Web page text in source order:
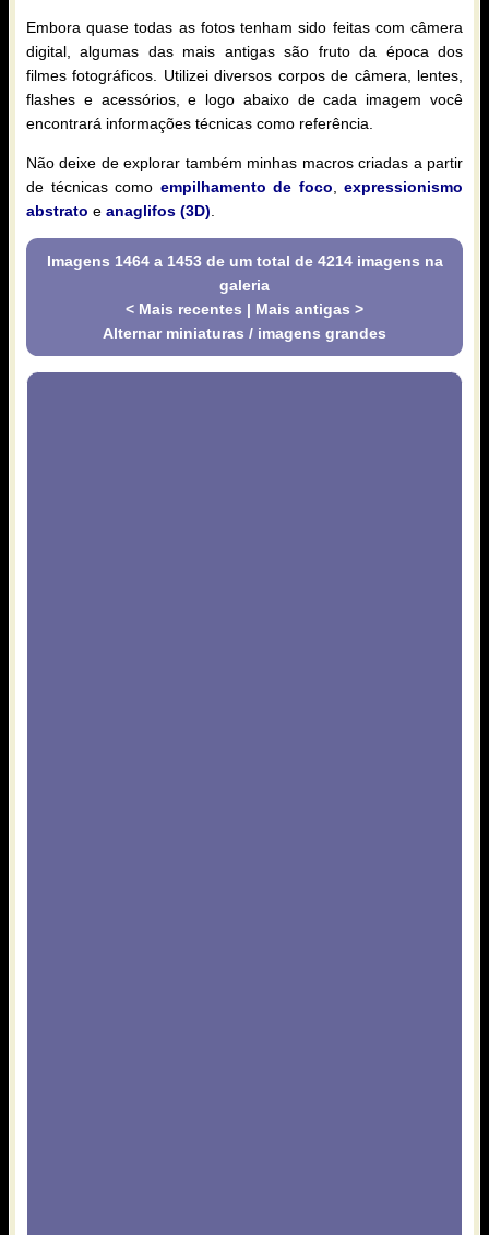
Embora quase todas as fotos tenham sido feitas com câmera
digital, algumas das mais antigas são fruto da época dos
filmes fotográficos. Utilizei diversos corpos de câmera, lentes,
flashes e acessórios, e logo abaixo de cada imagem você
encontrará informações técnicas como referência.
Não deixe de explorar também minhas macros criadas a partir
de técnicas como empilhamento de foco
expressionismo
abstrato e anaglifos (3D)
Imagens 1464 a 1453 de um total de 4214 imagens na
galeria
< Mais recentes | Mais antigas >
Alternar miniaturas / imagens grandes